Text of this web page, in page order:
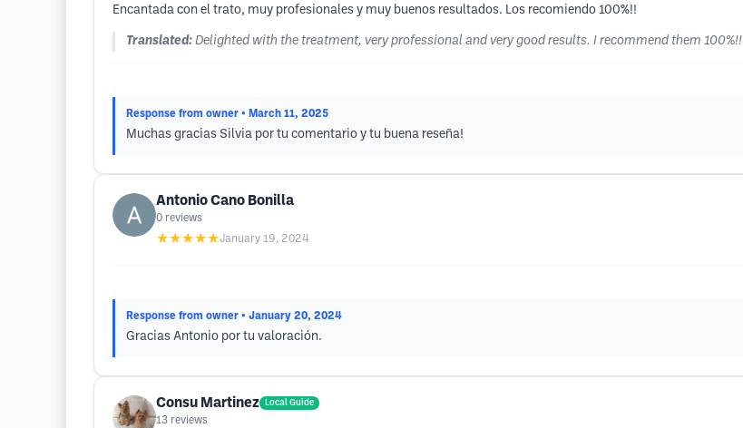
Encantada con el trato, muy profesionales y muy buenos resultados. Los recomiendo 100%!!
Translated: Delighted with the treatment, very professional and very good results. I recommend them 100%!!
Response from owner • March 11, 2025
Muchas gracias Silvia por tu comentario y tu buena reseña!
Antonio Cano Bonilla
0 reviews
★★★★★January 19, 2024
Response from owner • January 20, 2024
Gracias Antonio por tu valoración.
Consu Martinez Local Guide
13 reviews